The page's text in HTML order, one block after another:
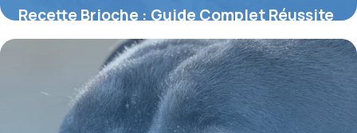
Recette Brioche : Guide Complet Réussite
2026